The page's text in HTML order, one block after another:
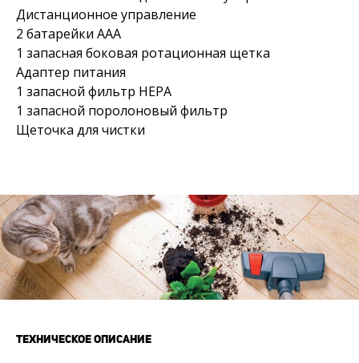
Дистанционное управление
2 батарейки AAA
1 запасная боковая ротационная щетка
Адаптер питания
1 запасной фильтр HEPA
1 запасной поролоновый фильтр
Щеточка для чистки
ТЕХНИЧЕСКОЕ ОПИСАНИЕ